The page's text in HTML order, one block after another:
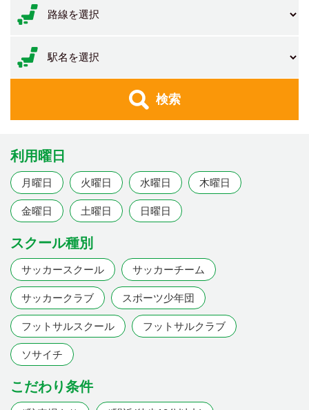
検索
利用曜日
月曜日 火曜日 水曜日 木曜日
金曜日 土曜日 日曜日
スクール種別
サッカースクール サッカーチーム
サッカークラブ スポーツ少年団
フットサルスクール フットサルクラブ
ソサイチ
こだわり条件